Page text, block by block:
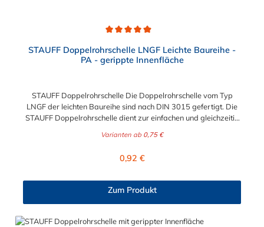
STAUFF Doppelrohrschelle LNGF Leichte Baureihe -
PA - gerippte Innenfläche
STAUFF Doppelrohrschelle Die Doppelrohrschelle vom Typ
LNGF der leichten Baureihe sind nach DIN 3015 gefertigt. Die
STAUFF Doppelrohrschelle dient zur einfachen und gleichzeitig
anderen Bauteilen. Der Durchmesser ist in Abstufungen
Varianten ab 0,75 €
Regulärer Preis:
0,92 €
Zum Produkt